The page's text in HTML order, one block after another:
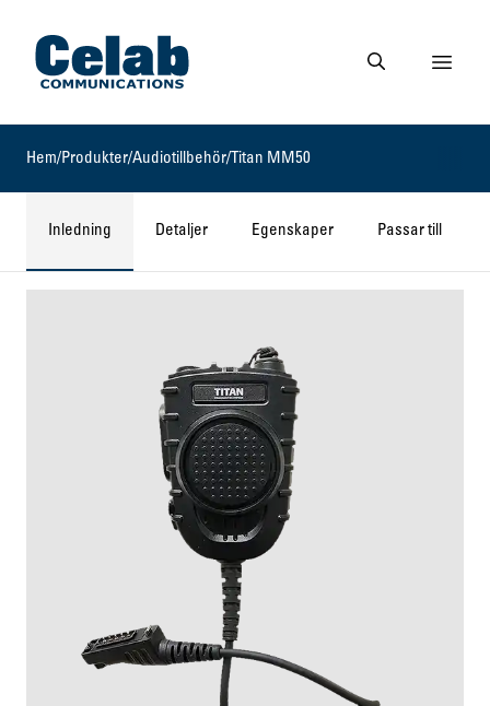
Gå till startsidan
Gå till söksidan
Visa
Hem/Produkter/Audiotillbehör/ Titan MM50
Inledning Detaljer Egenskaper Passar till